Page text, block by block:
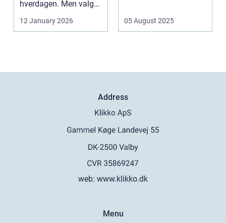
hverdagen. Men valg
af sk&arin...
12 January 2026 05 August 2025
Address
web: www.klikko.dk
Menu